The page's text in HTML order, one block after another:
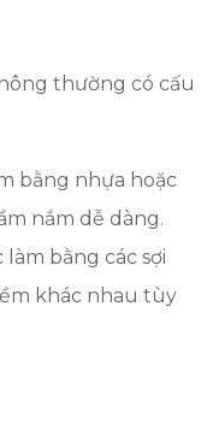
thường có cấu
bằng nhựa hoặc
nắm dễ dàng.
làm bằng các sợi
khác nhau tùy